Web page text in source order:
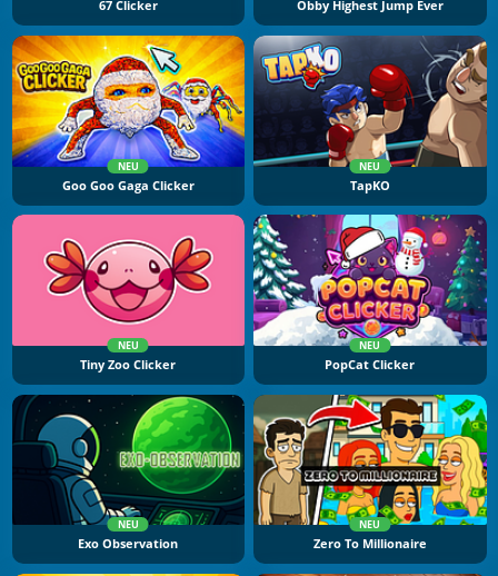
67 Clicker Obby Highest Jump Ever
NEU
Goo Goo Gaga Clicker
NEU
TapKO
NEU
Tiny Zoo Clicker
NEU
PopCat Clicker
NEU
Exo Observation
NEU
Zero To Millionaire